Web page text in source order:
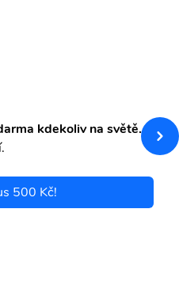
kdekoliv na světě.
500 Kč!